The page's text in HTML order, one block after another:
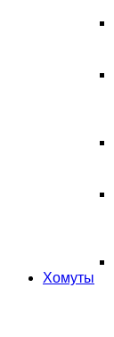
Хомуты